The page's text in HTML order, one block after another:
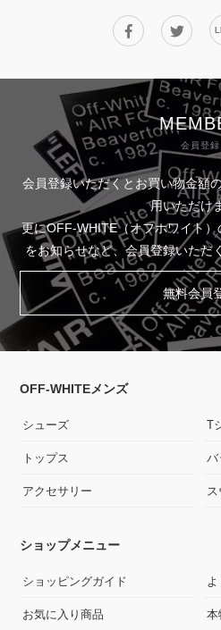
会員登録
会員登録いただくとお買い物金額
用いただけ
更にOFF-WHITE（オフホワイト
をお知らせなど、会員登録いただ
無料会員
OFF-WHITEメンズ
シューズ T
トップス バ
アクセサリー
ショップメニュー
ショッピングガイド
お気に入り商品 本